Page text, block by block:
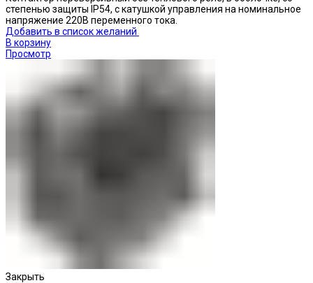
степенью защиты IP54, с катушкой управления на номинальное
напряжение 220В переменного тока.
Добавить в список желаний
В корзину
Просмотр
Закрыть